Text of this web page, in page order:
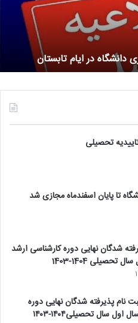
ایام تابستان
2 هفته پیش
تحصیلی
تا پایان اسفندماه مجازی شد
شدگان نهایی دوره کارشناسی ارشد
1404-1403
نام پذیرفته ‏شدگان نهایی دوره
سال تحصیلی۱۴۰۴-۱۴۰۳